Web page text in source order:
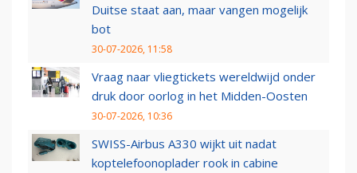
Duitse staat aan, maar vangen mogelijk
bot
30-07-2026, 11:58
Vraag naar vliegtickets wereldwijd onder
druk door oorlog in het Midden-Oosten
30-07-2026, 10:36
SWISS-Airbus A330 wijkt uit nadat
koptelefoonoplader rook in cabine